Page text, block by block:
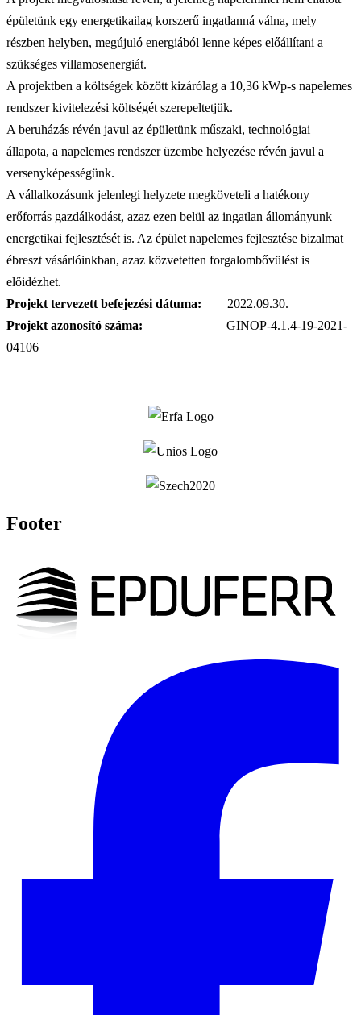
épületünk egy energetikailag korszerű ingatlanná válna, mely
részben helyben, megújuló energiából lenne képes előállítani a
szükséges villamosenergiát.
A projektben a költségek között kizárólag a 10,36 kWp-s napelemes
rendszer kivitelezési költségét szerepeltetjük.
A beruházás révén javul az épületünk műszaki, technológiai
állapota, a napelemes rendszer üzembe helyezése révén javul a
versenyképességünk.
A vállalkozásunk jelenlegi helyzete megköveteli a hatékony
erőforrás gazdálkodást, azaz ezen belül az ingatlan állományunk
energetikai fejlesztését is. Az épület napelemes fejlesztése bizalmat
ébreszt vásárlóinkban, azaz közvetetten forgalombővülést is
előidézhet.
Projekt tervezett befejezési dátuma: 2022.09.30.
Projekt azonosító száma: GINOP-4.1.4-19-2021-
04106
Footer